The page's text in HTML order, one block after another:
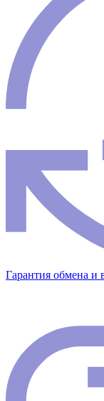
Гарантия обмена и